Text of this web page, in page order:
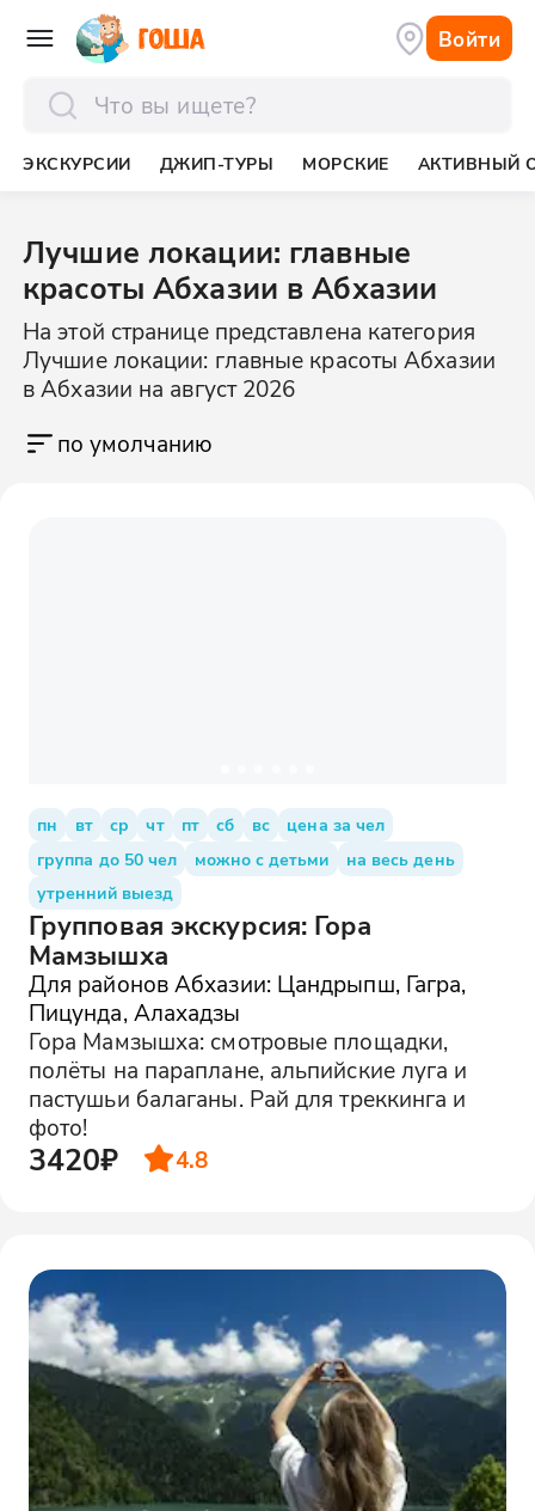
Войти
ЭКСКУРСИИ ДЖИП-ТУРЫ МОРСКИЕ АКТИВНЫЙ
Лучшие локации: главные
красоты Абхазии в Абхазии
На этой странице представлена категория
Лучшие локации: главные красоты Абхазии
в Абхазии на август 2026
по умолчанию
пн вт ср чт пт сб вс
цена за чел
группа до 50 чел
можно с детьми
на весь день
утренний выезд
Групповая экскурсия: Гора
Мамзышха
Для районов Абхазии: Цандрыпш, Гагра,
Пицунда, Алахадзы
Гора Мамзышха: смотровые площадки,
полёты на параплане, альпийские луга и
пастушьи балаганы. Рай для треккинга и
фото!
3420₽ 4.8